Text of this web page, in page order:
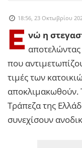
18:56, 23 Οκτωβρίου
Ε νώ η
που
τιμές των
αποκλιμακωθούν.
Τράπεζα της
συνεχίσουν